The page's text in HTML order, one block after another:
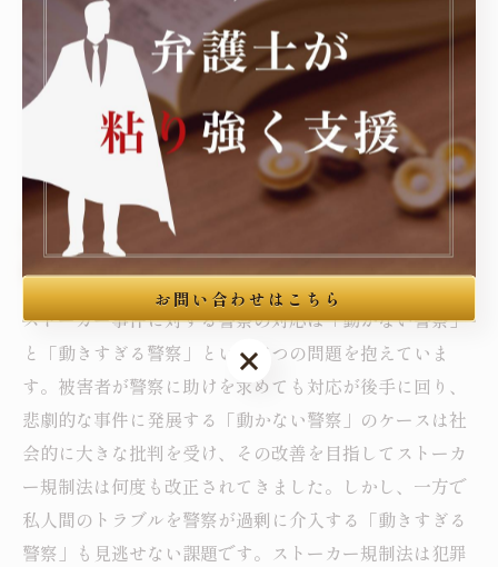
す。弁護士の視点からは、被害者救済と私人の権利保護
のバランスが重要であり、警察の適切な判断と運用が今
後の課題といえるでしょう。今後もストーカー規制法の
実効性向上と権利侵害防止の両立が求められています。
弁護士の視点から見る警察対応の課題と今後の
展望
ストーカー事件に対する警察の対応は「動かない警察」
と「動きすぎる警察」という二つの問題を抱えていま
す。被害者が警察に助けを求めても対応が後手に回り、
悲劇的な事件に発展する「動かない警察」のケースは社
会的に大きな批判を受け、その改善を目指してストーカ
ー規制法は何度も改正されてきました。しかし、一方で
私人間のトラブルを警察が過剰に介入する「動きすぎる
警察」も見逃せない課題です。ストーカー規制法は犯罪
お問い合わせはこちら
お問い合わせはこちら